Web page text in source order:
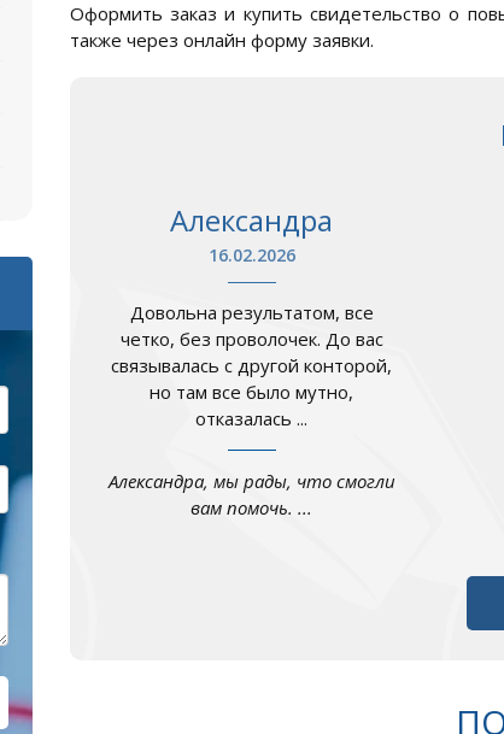
Оформить заказ и купить свидетельство о
также через онлайн форму заявки.
Александра
16.02.2026
Довольна результатом, все
четко, без проволочек. До вас
связывалась с другой конторой,
но там все было мутно,
отказалась ...
Александра, мы рады, что смогли
вам помочь. ...